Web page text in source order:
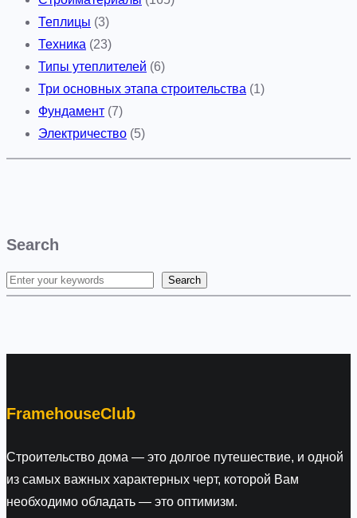
Теплицы (3)
Техника (23)
Типы утеплителей (6)
Три основных этапа строительства (1)
Фундамент (7)
Электричество (5)
Search
S
Search
FramehouseClub
Строительство дома — это долгое путешествие, и одной
из самых важных характерных черт, которой Вам
необходимо обладать — это оптимизм.